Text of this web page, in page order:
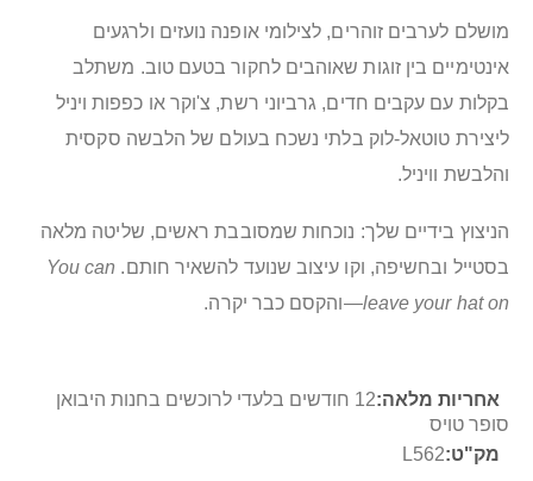
מושלם לערבים זוהרים, לצילומי אופנה נועזים ולרגעים
אינטימיים בין זוגות שאוהבים לחקור בטעם טוב. משתלב
בקלות עם עקבים חדים, גרביוני רשת, צ'וקר או כפפות ויניל
ליצירת טוטאל-לוק בלתי נשכח בעולם של הלבשה סקסית
והלבשת וויניל.
הניצוץ בידיים שלך: נוכחות שמסובבת ראשים, שליטה מלאה
בסטייל ובחשיפה, וקו עיצוב שנועד להשאיר חותם. You can
leave your hat on—והקסם כבר יקרה.
מידע
נוסף
12 חודשים בלעדי לרוכשים בחנות היבואן
סופר טויס
L562